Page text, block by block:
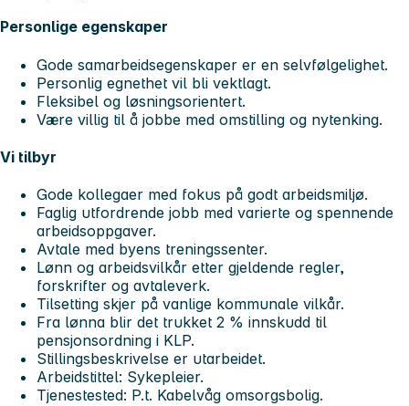
Personlige egenskaper
Gode samarbeidsegenskaper er en selvfølgelighet.
Personlig egnethet vil bli vektlagt.
Fleksibel og løsningsorientert.
Være villig til å jobbe med omstilling og nytenking.
Vi tilbyr
Gode kollegaer med fokus på godt arbeidsmiljø.
Faglig utfordrende jobb med varierte og spennende
arbeidsoppgaver.
Avtale med byens treningssenter.
Lønn og arbeidsvilkår etter gjeldende regler,
forskrifter og avtaleverk.
Tilsetting skjer på vanlige kommunale vilkår.
Fra lønna blir det trukket 2 % innskudd til
pensjonsordning i KLP.
Stillingsbeskrivelse er utarbeidet.
Arbeidstittel: Sykepleier.
Tjenestested: P.t. Kabelvåg omsorgsbolig.